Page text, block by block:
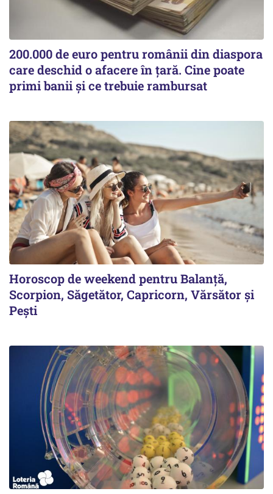
200.000 de euro pentru românii din diaspora
care deschid o afacere în țară. Cine poate
primi banii și ce trebuie rambursat
Horoscop de weekend pentru Balanță,
Scorpion, Săgetător, Capricorn, Vărsător și
Pești